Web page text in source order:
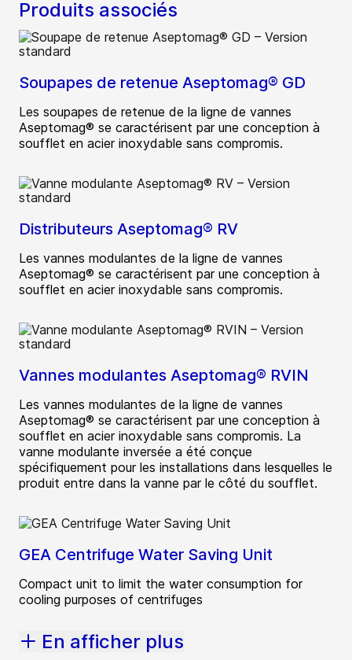
Produits associés
Soupapes de retenue Aseptomag® GD
Les soupapes de retenue de la ligne de vannes
Aseptomag® se caractérisent par une conception à
soufflet en acier inoxydable sans compromis.
Distributeurs Aseptomag® RV
Les vannes modulantes de la ligne de vannes
Aseptomag® se caractérisent par une conception à
soufflet en acier inoxydable sans compromis.
Vannes modulantes Aseptomag® RVIN
Les vannes modulantes de la ligne de vannes
Aseptomag® se caractérisent par une conception à
soufflet en acier inoxydable sans compromis. La
vanne modulante inversée a été conçue
spécifiquement pour les installations dans lesquelles le
produit entre dans la vanne par le côté du soufflet.
GEA Centrifuge Water Saving Unit
Compact unit to limit the water consumption for
cooling purposes of centrifuges
En afficher plus